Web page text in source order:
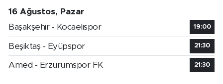
16 Ağustos, Pazar
Başakşehir - Kocaelispor
19:00
Beşiktaş - Eyüpspor 21:30
Amed - Erzurumspor FK 21:30